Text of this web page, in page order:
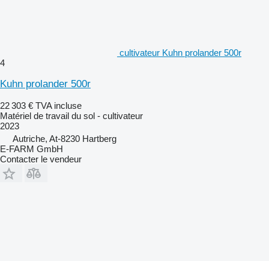
cultivateur Kuhn prolander 500r
4
Kuhn prolander 500r
22 303 € TVA incluse
Matériel de travail du sol - cultivateur
2023
Autriche, At-8230 Hartberg
E-FARM GmbH
Contacter le vendeur